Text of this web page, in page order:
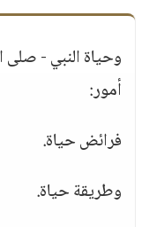
وحياة النبي - صلى
أمور:
فرائض حياة.
وطريقة حياة.